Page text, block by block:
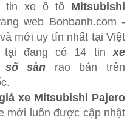
tin xe ô tô Mitsubishi
web Bonbanh.com -
mới uy tín nhất tại Việt
tại đang có 14 tinxe
số sàn rao bán trên
xe Mitsubishi Pajero
mới luôn được cập nhật